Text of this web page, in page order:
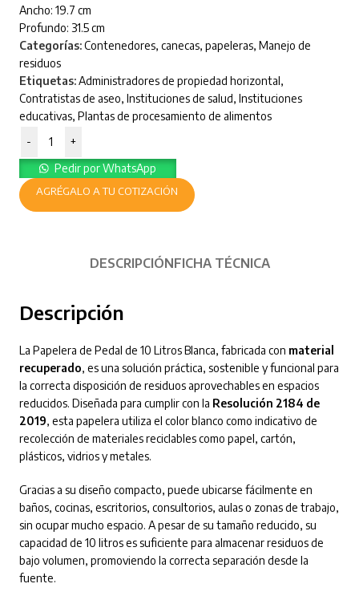
Ancho: 19.7 cm
Profundo: 31.5 cm
Categorías:Contenedores, canecas, papeleras, Manejo de
residuos
Etiquetas:Administradores de propiedad horizontal,
Contratistas de aseo, Instituciones de salud, Instituciones
educativas, Plantas de procesamiento de alimentos
-
+
Pedir por WhatsApp
AGRÉGALO A TU COTIZACIÓN
DESCRIPCIÓNFICHA TÉCNICA
Descripción
La Papelera de Pedal de 10 Litros Blanca, fabricada con material
recuperado, es una solución práctica, sostenible y funcional para
la correcta disposición de residuos aprovechables en espacios
reducidos. Diseñada para cumplir con la Resolución 2184 de
2019, esta papelera utiliza el color blanco como indicativo de
recolección de materiales reciclables como papel, cartón,
plásticos, vidrios y metales.
Gracias a su diseño compacto, puede ubicarse fácilmente en
baños, cocinas, escritorios, consultorios, aulas o zonas de trabajo,
sin ocupar mucho espacio. A pesar de su tamaño reducido, su
capacidad de 10 litros es suficiente para almacenar residuos de
bajo volumen, promoviendo la correcta separación desde la
fuente.